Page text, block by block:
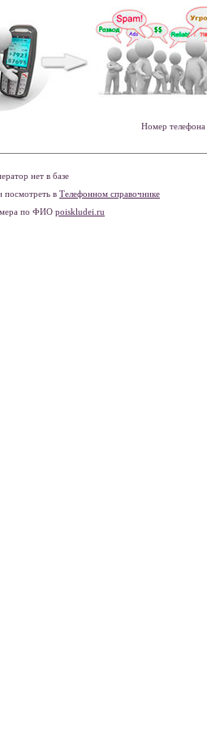
Номер телефона
нет в базе
посмотреть в Телефонном справочнике
по ФИО poiskludei.ru